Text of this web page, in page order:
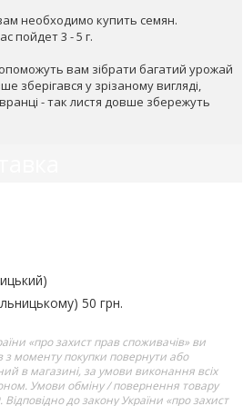
необходимо купить семян.
пойдет 3 - 5 г.
вам зібрати багатий урожай
зберігався у зрізаному вигляді,
- так листя довше збережуть
50 грн.
«про захист прав споживачів» ви
з моменту покупки повернути або
в магазині, за умови виконання всіх
Умови обміну / повернення товару
Відповідно до закону України «про захист